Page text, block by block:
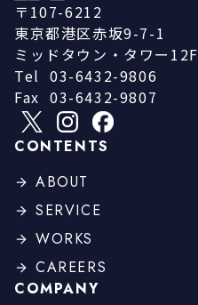
〒107-6212
東京都港区赤坂9-7-1
ミッドタウン・タワー12F
Tel 03-6432-9806
Fax 03-6432-9807
CONTENTS
ABOUT
SERVICE
WORKS
CAREERS
COMPANY